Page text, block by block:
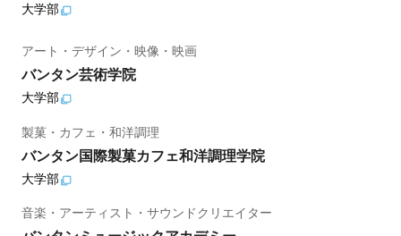
大学部
アート・デザイン・映像・映画
バンタン芸術学院
大学部
製菓・カフェ・和洋調理
バンタン国際製菓カフェ和洋調理学院
大学部
音楽・アーティスト・サウンドクリエイター